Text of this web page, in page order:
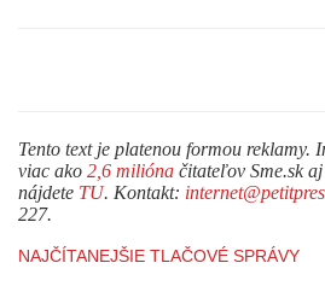
Tento text je platenou formou reklamy.
viac ako 2,6 milióna čitateľov Sme.sk
nájdete TU. Kontakt:
227.
NAJČÍTANEJŠIE TLAČOVÉ SPRÁVY